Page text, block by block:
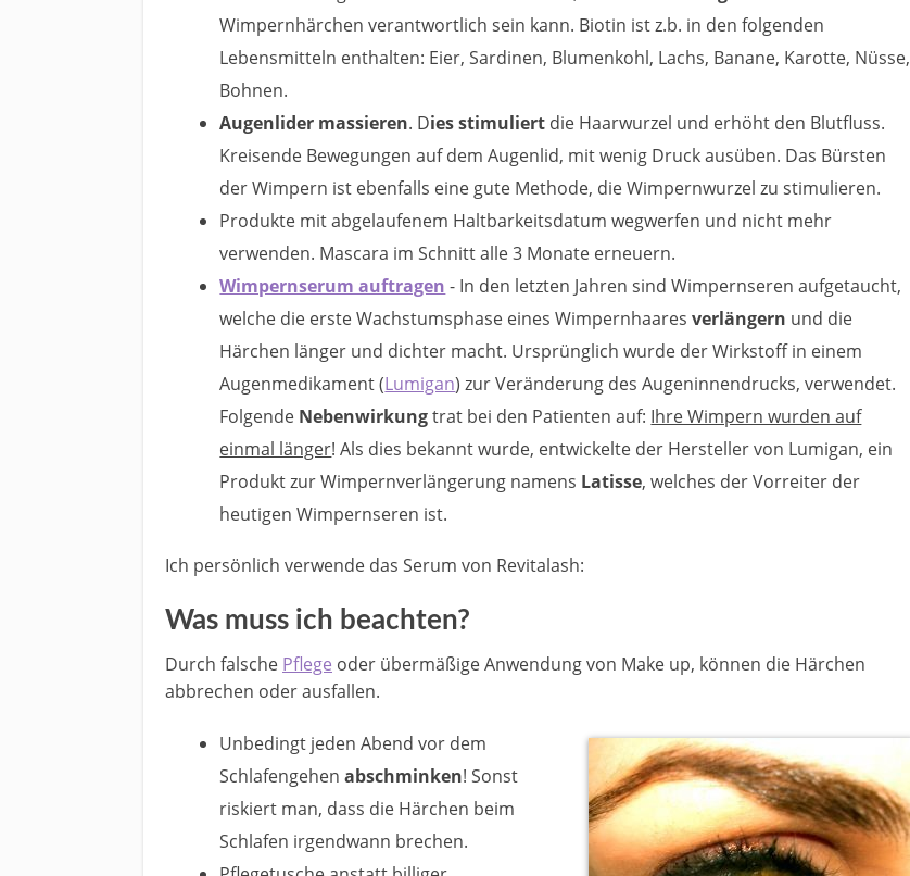
Wimpernhärchen verantwortlich sein kann. Biotin ist z.b. in den folgenden
Lebensmitteln enthalten: Eier, Sardinen, Blumenkohl, Lachs, Banane, Karotte, Nüsse,
Bohnen.
Augenlider massieren. Dies stimuliert die Haarwurzel und erhöht den Blutfluss.
Kreisende Bewegungen auf dem Augenlid, mit wenig Druck ausüben. Das Bürsten
der Wimpern ist ebenfalls eine gute Methode, die Wimpernwurzel zu stimulieren.
Produkte mit abgelaufenem Haltbarkeitsdatum wegwerfen und nicht mehr
verwenden. Mascara im Schnitt alle 3 Monate erneuern.
Wimpernserum auftragen - In den letzten Jahren sind Wimpernseren aufgetaucht,
welche die erste Wachstumsphase eines Wimpernhaaresverlängern und die
Härchen länger und dichter macht. Ursprünglich wurde der Wirkstoff in einem
Augenmedikament (Lumigan) zur Veränderung des Augeninnendrucks, verwendet.
Folgende Nebenwirkungtrat bei den Patienten auf: Ihre Wimpern wurden auf
einmal länger! Als dies bekannt wurde, entwickelte der Hersteller von Lumigan, ein
Produkt zur Wimpernverlängerung namens Latisse, welches der Vorreiter der
heutigen Wimpernseren ist.
Ich persönlich verwende das Serum von Revitalash:
Was muss ich beachten?
Durch falsche Pflege oder übermäßige Anwendung von Make up, können die Härchen
abbrechen oder ausfallen.
Unbedingt jeden Abend vor dem
Schlafengehenabschminken! Sonst
riskiert man, dass die Härchen beim
Schlafen irgendwann brechen.